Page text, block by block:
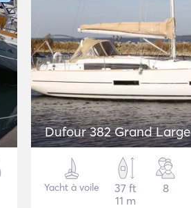
Dufour 382 Grand Large
Yacht à voile
37 ft
11 m
8